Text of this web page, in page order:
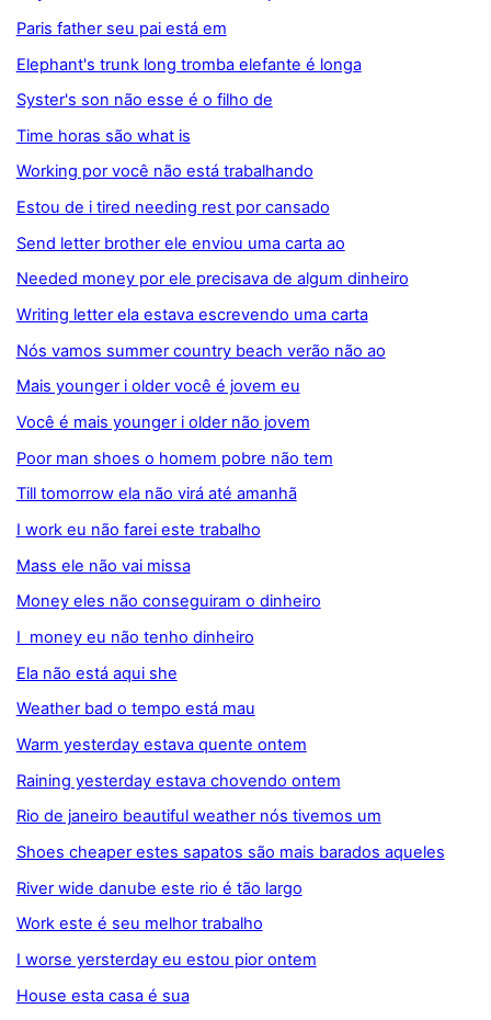
Paris father seu pai está em
Elephant's trunk long tromba elefante é longa
Syster's son não esse é o filho de
Time horas são what is
Working por você não está trabalhando
Estou de i tired needing rest por cansado
Send letter brother ele enviou uma carta ao
Needed money por ele precisava de algum dinheiro
Writing letter ela estava escrevendo uma carta
Nós vamos summer country beach verão não ao
Mais younger i older você é jovem eu
Você é mais younger i older não jovem
Poor man shoes o homem pobre não tem
Till tomorrow ela não virá até amanhã
I work eu não farei este trabalho
Mass ele não vai missa
Money eles não conseguiram o dinheiro
I money eu não tenho dinheiro
Ela não está aqui she
Weather bad o tempo está mau
Warm yesterday estava quente ontem
Raining yesterday estava chovendo ontem
Rio de janeiro beautiful weather nós tivemos um
Shoes cheaper estes sapatos são mais barados aqueles
River wide danube este rio é tão largo
Work este é seu melhor trabalho
I worse yersterday eu estou pior ontem
House esta casa é sua